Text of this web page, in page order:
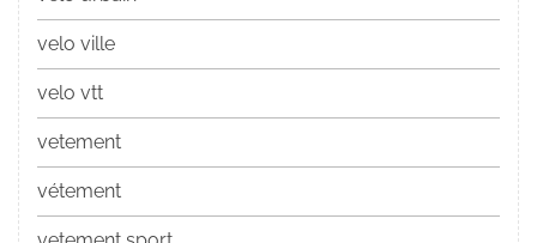
velo ville
velo vtt
vetement
vétement